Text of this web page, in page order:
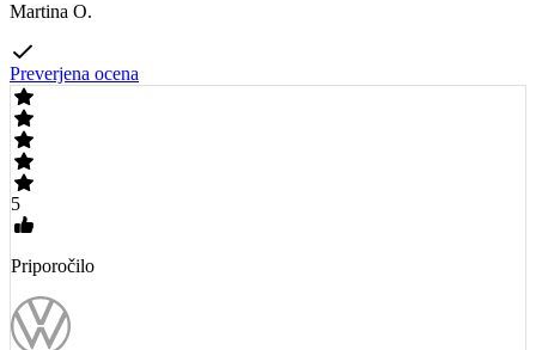
Martina O.
Preverjena ocena
5
Priporočilo